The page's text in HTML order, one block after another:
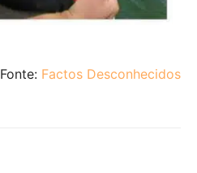
Fonte: Factos Desconhecidos